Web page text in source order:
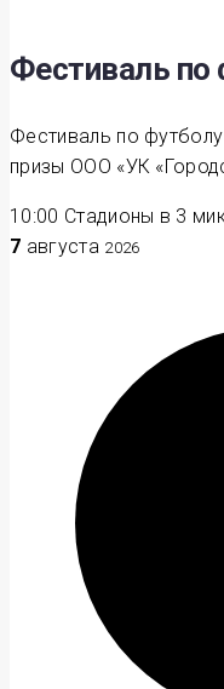
Фестиваль по
Фестиваль по
призы ООО «УК
10:00 Стадионы в 3
7 августа 2026